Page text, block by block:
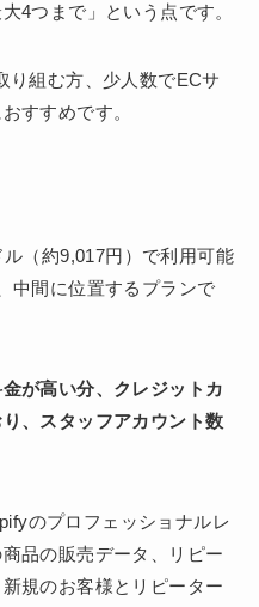
4つまで」という点です。
り組む方、少人数でECサ
すすめです。
（約9,017円）で利用可能
中間に位置するプランで
が高い分、クレジットカ
、スタッフアカウント数
のプロフェッショナルレ
品の販売データ、リピー
規のお客様とリピーター